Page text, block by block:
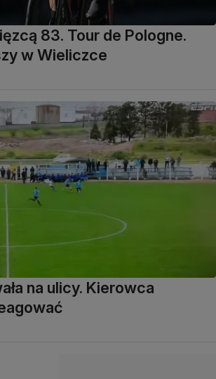
83. Tour de Pologne.
w Wieliczce
na ulicy. Kierowca